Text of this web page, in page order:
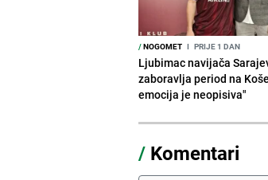
/NOGOMET I PRIJE 1 DAN
Ljubimac navijača
zaboravlja period na
emocija je neopisiva"
/ Komentari